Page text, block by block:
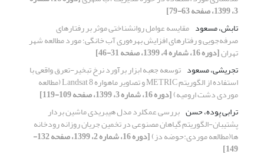
3، 1399، صفحه 63-79]
تابش، مسعود مقایسه عوامل روانشناختی موثر بر رفتارهای
صرفه‌جویی و رفتارهای افزایش بهره‌وری آب خانگی؛ مورد مطالعه شهر
تهران[دوره 16، شماره 4، 1399، صفحه 31-46]
تجریشی، مسعود توسعه جعبه ابزار برآورد نرخ تبخیر-تعرق واقعی با
استفاده از الگوریتم METRIC و تصاویر ماهواره Landsat 8 (مطالعه
موردی دشت ارومیه)[دوره 16، شماره 3، 1399، صفحه 109-119]
ترابی پوده، حسن بررسی عمکلرد مدل هیبریدی ماشین بردار
پشتیبان-الگوریتم گیاهان مصنوعی در تخمین جریان روزانه رودخانه
ها(مطالعه موردی:حوضه دز) [دوره 16، شماره 2، 1399، صفحه 132-
149]